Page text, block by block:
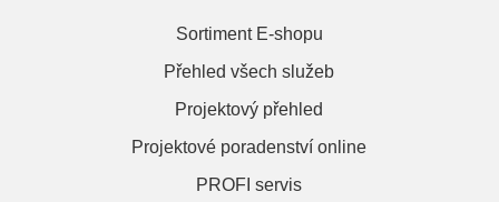
Sortiment E-shopu
Přehled všech služeb
Projektový přehled
Projektové poradenství online
PROFI servis